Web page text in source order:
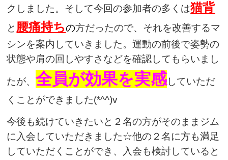
クしました。そして今回の参加者の多くは猫背
と 腰痛持ちの方だったので、それを改善するマ
シンを案内していきました。運動の前後で姿勢の
状態や肩の回しやすさなどを確認してもらいまし
たが、全員が効果を実感していただ
くことができました(*^^)v
今後も続けていきたいと２名の方がそのままジム
に入会していただきました☆他の２名に方も満足
していただくことができ、入会も検討していると